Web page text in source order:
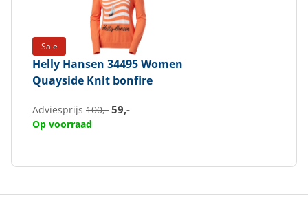
Sale
Helly Hansen 34495 Women
Quayside Knit bonfire
Adviesprijs 100,- 59,-
Op voorraad